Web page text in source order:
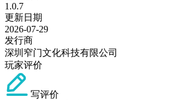
1.0.7
更新日期
2026-07-29
发行商
深圳窄门文化科技有限公司
玩家评价
写评价